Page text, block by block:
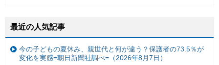
最近の人気記事
今の子どもの夏休み、親世代と何が違う？保護者の73.5％が
変化を実感=朝日新聞社調べ=（2026年8月7日）